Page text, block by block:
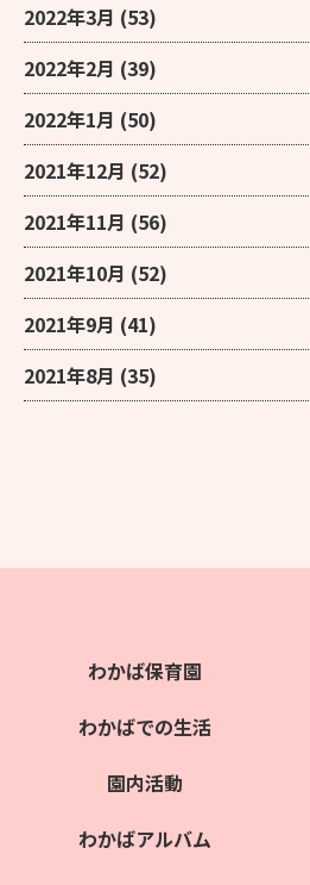
2022年3月 (53)
2022年2月 (39)
2022年1月 (50)
2021年12月 (52)
2021年11月 (56)
2021年10月 (52)
2021年9月 (41)
2021年8月 (35)
わかば保育園
わかばでの生活
園内活動
わかばアルバム